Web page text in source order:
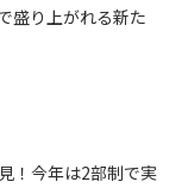
盛り上がれる新た
！今年は2部制で実